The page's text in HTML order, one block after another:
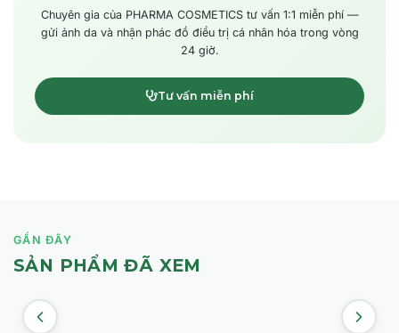
Chuyên gia của PHARMA COSMETICS tư vấn 1:1 miễn phí —
gửi ảnh da và nhận phác đồ điều trị cá nhân hóa trong vòng
24 giờ.
Tư vấn miễn phí
GẦN ĐÂY
SẢN PHẨM ĐÃ XEM